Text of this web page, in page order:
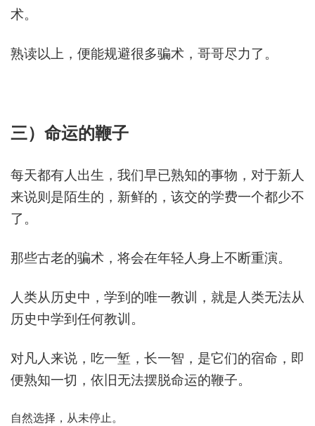
术。
熟读以上，便能规避很多骗术，哥哥尽力了。
三）命运的鞭子
每天都有人出生，我们早已熟知的事物，对于新人
来说则是陌生的，新鲜的，该交的学费一个都少不
了。
那些古老的骗术，将会在年轻人身上不断重演。
人类从历史中，学到的唯一教训，就是人类无法从
历史中学到任何教训。
对凡人来说，吃一堑，长一智，是它们的宿命，即
便熟知一切，依旧无法摆脱命运的鞭子。
自然选择，从未停止。